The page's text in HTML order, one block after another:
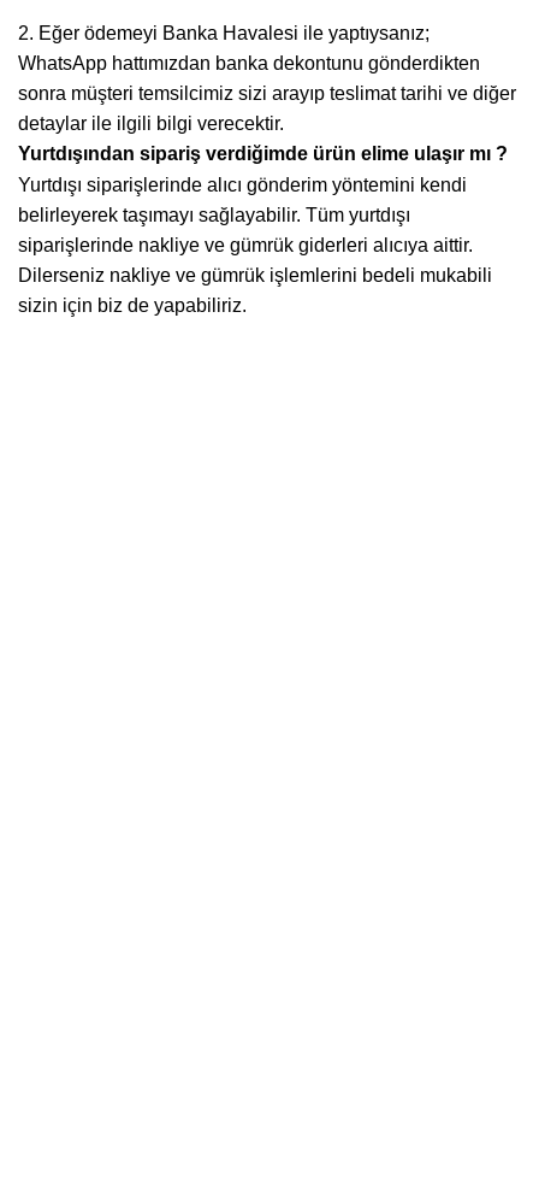
2. Eğer ödemeyi Banka Havalesi ile yaptıysanız;
WhatsApp hattımızdan banka dekontunu gönderdikten
sonra müşteri temsilcimiz sizi arayıp teslimat tarihi ve diğer
detaylar ile ilgili bilgi verecektir.
Yurtdışından sipariş verdiğimde ürün elime ulaşır mı ?
Yurtdışı siparişlerinde alıcı gönderim yöntemini kendi
belirleyerek taşımayı sağlayabilir. Tüm yurtdışı
siparişlerinde nakliye ve gümrük giderleri alıcıya aittir.
Dilerseniz nakliye ve gümrük işlemlerini bedeli mukabili
sizin için biz de yapabiliriz.